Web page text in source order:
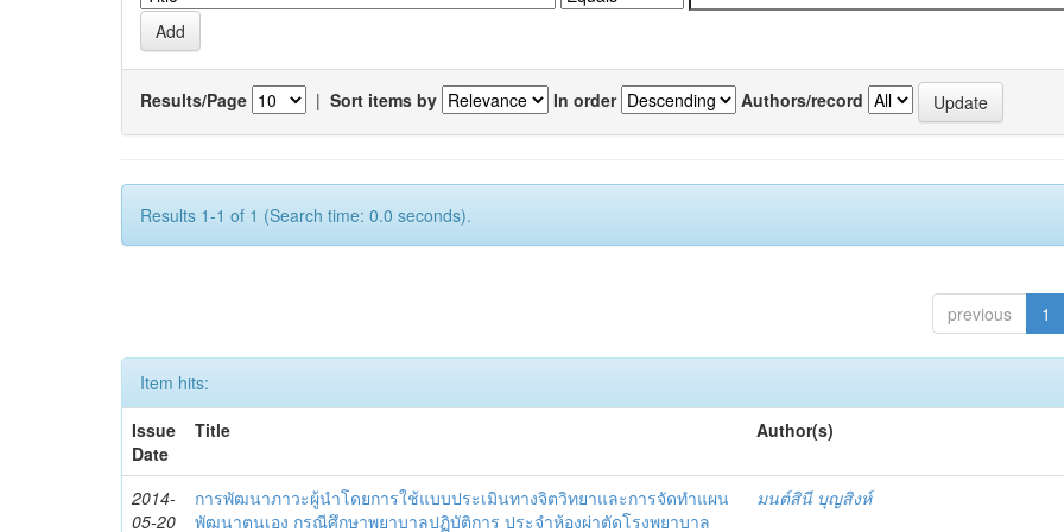
Results/Page | Sort items by In order Authors/record
Results 1-1 of 1 (Search time: 0.0 seconds).
previous 1
Item hits:
Issue
Date
Title Author(s)
2014-
05-20
การพัฒนาภาวะผู้นำโดยการใช้แบบประเมินทางจิตวิทยาและการจัดทำแผน
พัฒนาตนเอง กรณีศึกษาพยาบาลปฏิบัติการ ประจำห้องผ่าตัดโรงพยาบาล
มนต์สินี บุญสิงห์